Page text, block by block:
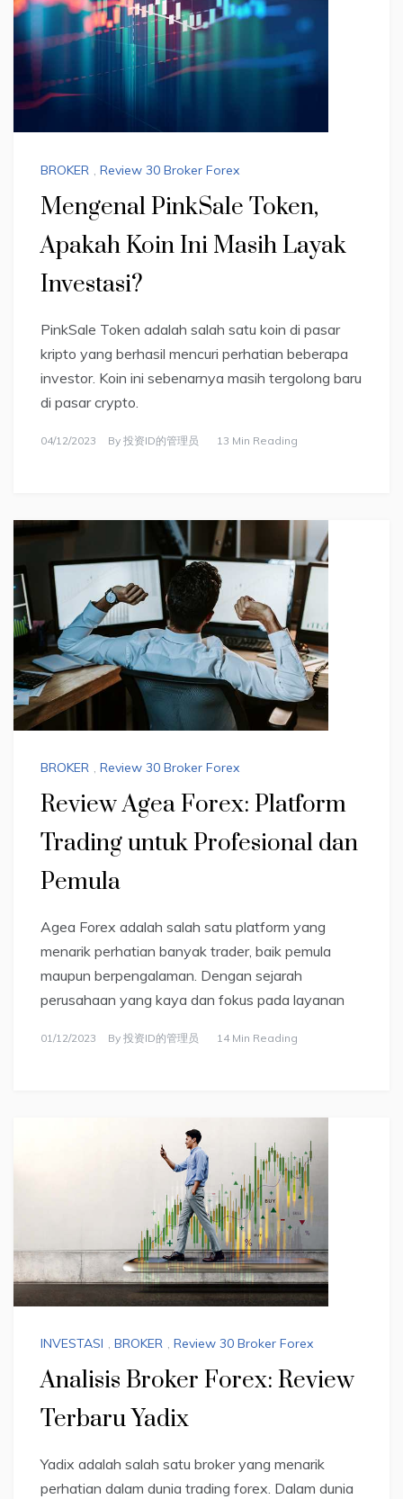
BROKER , Review 30 Broker Forex
Mengenal PinkSale Token,
Apakah Koin Ini Masih Layak
Investasi?
PinkSale Token adalah salah satu koin di pasar
kripto yang berhasil mencuri perhatian beberapa
investor. Koin ini sebenarnya masih tergolong baru
di pasar crypto.
04/12/2023 By 投资ID的管理员 13 Min Reading
BROKER , Review 30 Broker Forex
Review Agea Forex: Platform
Trading untuk Profesional dan
Pemula
Agea Forex adalah salah satu platform yang
menarik perhatian banyak trader, baik pemula
maupun berpengalaman. Dengan sejarah
perusahaan yang kaya dan fokus pada layanan
01/12/2023 By 投资ID的管理员 14 Min Reading
INVESTASI , BROKER , Review 30 Broker Forex
Analisis Broker Forex: Review
Terbaru Yadix
Yadix adalah salah satu broker yang menarik
perhatian dalam dunia trading forex. Dalam dunia